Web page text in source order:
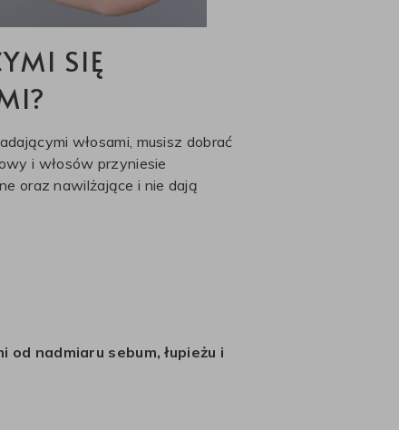
SIĘ
włosami, musisz dobrać
i włosów przyniesie
oraz nawilżające i nie dają
nadmiaru sebum, łupieżu i
zdrowotnym. Dążenie do